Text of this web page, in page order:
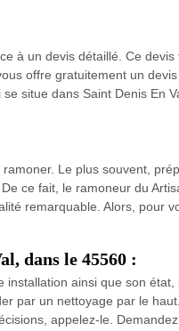
à un devis détaillé. Ce devis
offre gratuitement un devis
situe dans Saint Denis En
Le plus souvent,
ce fait, le ramoneur du
remarquable. Alors, pour
dans le 45560 :
ainsi que son
par un nettoyage par le
appelez-le.